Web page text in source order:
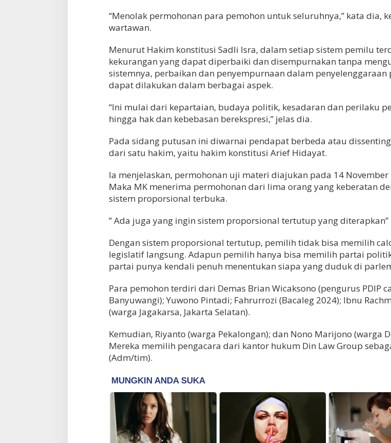
“Menolak permohonan para pemohon untuk seluruhnya,” kata dia,
wartawan.
Menurut Hakim konstitusi Sadli Isra, dalam setiap sistem pemilu
kekurangan yang dapat diperbaiki dan disempurnakan tanpa
sistemnya, perbaikan dan penyempurnaan dalam penyelenggaraan
dapat dilakukan dalam berbagai aspek.
“Ini mulai dari kepartaian, budaya politik, kesadaran dan perilaku
hingga hak dan kebebasan berekspresi,” jelas dia.
Pada sidang putusan ini diwarnai pendapat berbeda atau
dari satu hakim, yaitu hakim konstitusi Arief Hidayat.
Ia menjelaskan, permohonan uji materi diajukan pada 14 November
Maka MK menerima permohonan dari lima orang yang keberatan
sistem proporsional terbuka.
” Ada juga yang ingin sistem proporsional tertutup yang
Dengan sistem proporsional tertutup, pemilih tidak bisa memilih
legislatif langsung. Adapun pemilih hanya bisa memilih partai
partai punya kendali penuh menentukan siapa yang duduk di
Para pemohon terdiri dari Demas Brian Wicaksono (pengurus PDIP
Banyuwangi); Yuwono Pintadi; Fahrurrozi (Bacaleg 2024); Ibnu
(warga Jagakarsa, Jakarta Selatan).
Kemudian, Riyanto (warga Pekalongan); dan Nono Marijono (warga
Mereka memilih pengacara dari kantor hukum Din Law Group
(Adm/tim).
Erick Thohir Minta
Indonesia Bangkit,